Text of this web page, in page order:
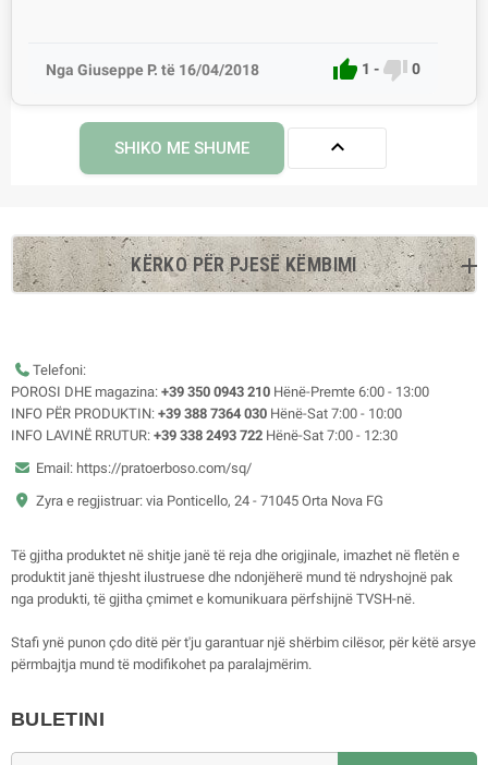
Nga Giuseppe P. të 16/04/2018  1 -  0
SHIKO ME SHUME 
KËRKO PËR PJESË KËMBIMI
Telefoni:
POROSI DHE magazina: +39 350 0943 210 Hënë-Premte 6:00 - 13:00
INFO PËR PRODUKTIN: +39 388 7364 030 Hënë-Sat 7:00 - 10:00
INFO LAVINË RRUTUR: +39 338 2493 722 Hënë-Sat 7:00 - 12:30
Email: https://pratoerboso.com/sq/
Zyra e regjistruar: via Ponticello, 24 - 71045 Orta Nova FG
Të gjitha produktet në shitje janë të reja dhe origjinale, imazhet në fletën e
produktit janë thjesht ilustruese dhe ndonjëherë mund të ndryshojnë pak
nga produkti, të gjitha çmimet e komunikuara përfshijnë TVSH-në.
Stafi ynë punon çdo ditë për t'ju garantuar një shërbim cilësor, për këtë arsye
përmbajtja mund të modifikohet pa paralajmërim.
BULETINI